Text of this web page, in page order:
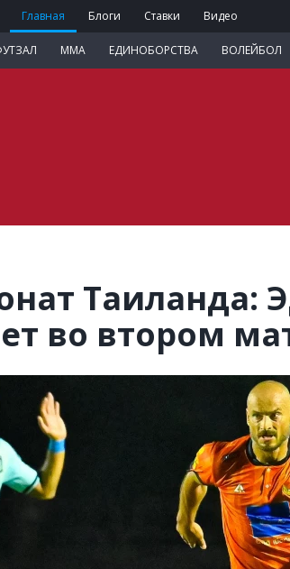
Главная Блоги Ставки Видео
ММА ЕДИНОБОРСТВА ВОЛЕЙБОЛ
Таиланда:
во втором